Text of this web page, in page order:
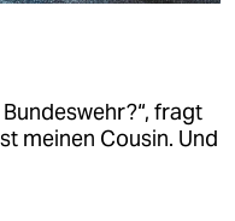
fragt
meinen Cousin. Und